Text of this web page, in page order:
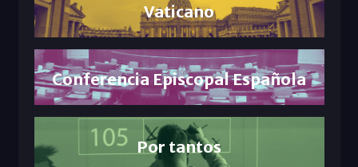
Vaticano
Conferencia Episcopal Española
Por tantos